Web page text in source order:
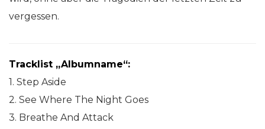
vergessen.
Tracklist „Albumname“:
1. Step Aside
2. See Where The Night Goes
3. Breathe And Attack